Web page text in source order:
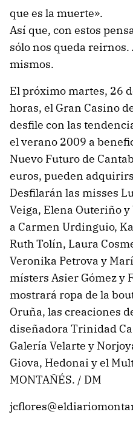
que es la muerte».
Así que, con estos
sólo nos queda
mismos.
El próximo martes, 26
horas, el Gran Casino
desfile con las
el verano 2009 a
Nuevo Futuro de
euros, pueden
Desfilarán las misses
Veiga, Elena Outeriño
a Carmen Urdinguio,
Ruth Tolín, Laura
Veronika Petrova y
místers Asier Gómez y
mostrará ropa de la
Oruña, las creaciones
diseñadora Trinidad
Galería Velarte y
Giova, Hedonai y el
MONTAÑÉS. / DM